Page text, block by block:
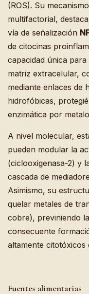
(ROS). Su
multifactorial,
vía de señalización
de citocinas
capacidad única
matriz extracelular,
mediante enlaces de
hidrofóbicas,
enzimática por
A nivel molecular,
pueden modular la
(ciclooxigenasa-2) y
cascada de
Asimismo, su
quelar metales de
cobre), previniendo
consecuente
altamente citotóxicos
Fuentes alimentarias